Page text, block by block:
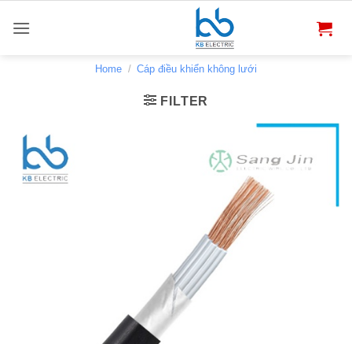
qua
Home / Cáp điều khiển không lưới
FILTER